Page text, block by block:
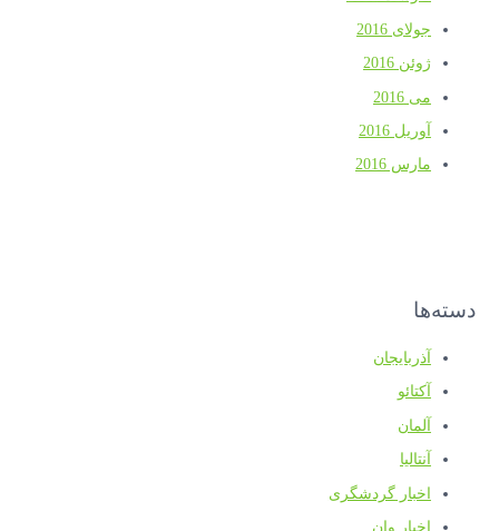
جولای 2016
ژوئن 2016
می 2016
آوریل 2016
مارس 2016
دسته‌ها
آذربایجان
آکتائو
آلمان
آنتالیا
اخبار گردشگری
اخبار وان